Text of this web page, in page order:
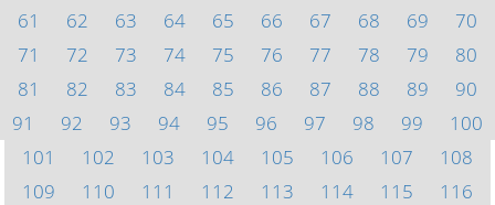
61
62 63 64 65 66 67 68 69
70
71
72 73 74 75 76 77 78 79
80
81
82 83 84 85 86 87 88 89
90
91
92 93 94 95 96 97 98 99
100
101
102 103 104 105 106 107
108
109
110 111 112 113 114 115
116